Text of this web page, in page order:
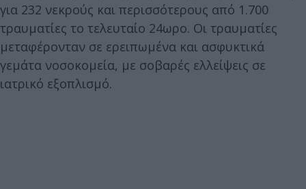
για 232 νεκρούς και περισσότερους από 1.700
τραυματίες το τελευταίο 24ωρο. Οι τραυματίες
μεταφέρονταν σε ερειπωμένα και ασφυκτικά
γεμάτα νοσοκομεία, με σοβαρές ελλείψεις σε
ιατρικό εξοπλισμό.